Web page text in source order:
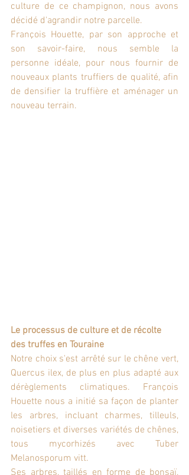
culture de ce champignon, nous avons
décidé d'agrandir notre parcelle.
François Houette, par son approche et
son savoir-faire, nous semble la
personne idéale, pour nous fournir de
nouveaux plants truffiers de qualité, afin
de densifier la truffière et aménager un
nouveau terrain.
Le processus de culture et de récolte
des truffes en Touraine
Notre choix s'est arrêté sur le chêne vert,
Quercus ilex, de plus en plus adapté aux
dérèglements climatiques. François
Houette nous a initié sa façon de planter
les arbres, incluant charmes, tilleuls,
noisetiers et diverses variétés de chênes,
tous mycorhizés avec Tuber
Melanosporum vitt.